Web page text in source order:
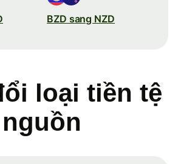
BZD sang NZD
loại tiền tệ
nguồn